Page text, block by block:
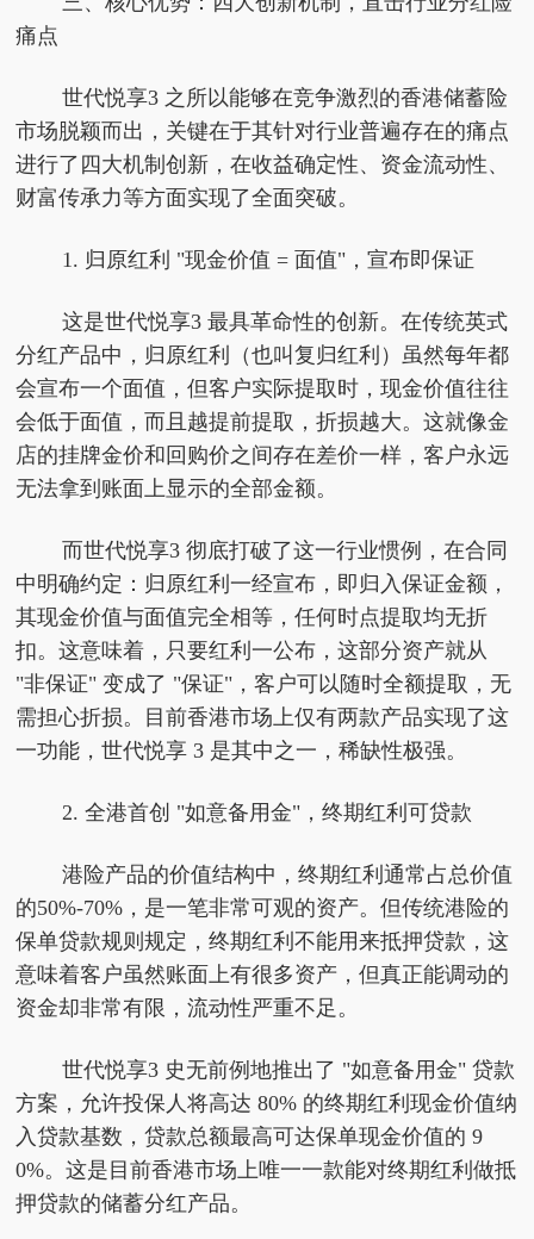
痛点
世代悦享3 之所以能够在竞争激烈的香港储蓄险
市场脱颖而出，关键在于其针对行业普遍存在的痛点
进行了四大机制创新，在收益确定性、资金流动性、
财富传承力等方面实现了全面突破。
1. 归原红利 "现金价值 = 面值"，宣布即保证
这是世代悦享3 最具革命性的创新。在传统英式
分红产品中，归原红利（也叫复归红利）虽然每年都
会宣布一个面值，但客户实际提取时，现金价值往往
会低于面值，而且越提前提取，折损越大。这就像金
店的挂牌金价和回购价之间存在差价一样，客户永远
无法拿到账面上显示的全部金额。
而世代悦享3 彻底打破了这一行业惯例，在合同
中明确约定：归原红利一经宣布，即归入保证金额，
其现金价值与面值完全相等，任何时点提取均无折
扣。这意味着，只要红利一公布，这部分资产就从
"非保证" 变成了 "保证"，客户可以随时全额提取，无
需担心折损。目前香港市场上仅有两款产品实现了这
一功能，世代悦享 3 是其中之一，稀缺性极强。
2. 全港首创 "如意备用金"，终期红利可贷款
港险产品的价值结构中，终期红利通常占总价值
的50%-70%，是一笔非常可观的资产。但传统港险的
保单贷款规则规定，终期红利不能用来抵押贷款，这
意味着客户虽然账面上有很多资产，但真正能调动的
资金却非常有限，流动性严重不足。
世代悦享3 史无前例地推出了 "如意备用金" 贷款
方案，允许投保人将高达 80% 的终期红利现金价值纳
入贷款基数，贷款总额最高可达保单现金价值的 9
0%。这是目前香港市场上唯一一款能对终期红利做抵
押贷款的储蓄分红产品。